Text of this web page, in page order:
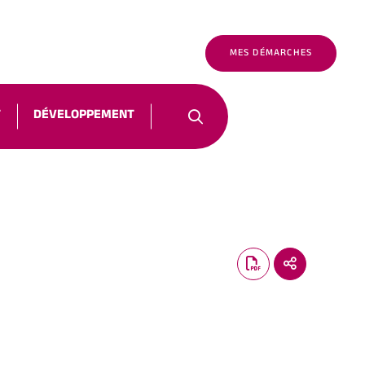
MES DÉMARCHES
DÉVELOPPEMENT